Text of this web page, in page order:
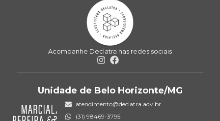
Acompanhe Declatra nas redes sociais
Unidade de Belo Horizonte/MG
atendimento@declatra.adv.br
(31) 98469-3795